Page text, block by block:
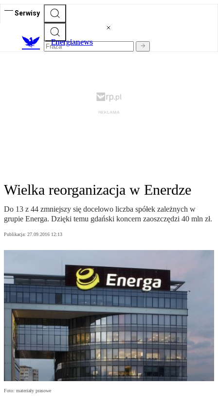
Serwisy
Energianews
Wielka reorganizacja w Enerdze
Do 13 z 44 zmniejszy się docelowo liczba spółek zależnych w
grupie Energa. Dzięki temu gdański koncern zaoszczędzi 40 mln zł.
Publikacja: 27.09.2016 12:13
Foto: materiały prasowe